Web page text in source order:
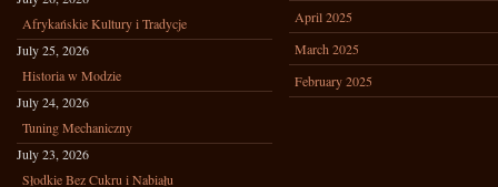
Afrykańskie Kultury i Tradycje
July 25, 2026
Historia w Modzie
July 24, 2026
Tuning Mechaniczny
July 23, 2026
Słodkie Bez Cukru i Nabiału
April 2025
March 2025
February 2025